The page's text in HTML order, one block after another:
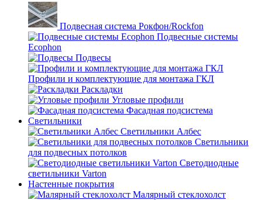
Подвесная система Рокфон/Rockfon
Подвесные системы
Ecophon
Подвесы
Профили и комплектующие для монтажа ГКЛ
Раскладки
Угловые профили
Фасадная подсистема
Светильники
Светильники Албес
Светильники
для подвесных потолков
Светодиодные
светильники Varton
Настенные покрытия
Малярный стеклохолст